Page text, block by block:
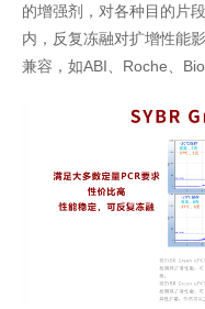
的增强剂，对各种目的片
内，反复冻融对扩增性能
兼容，如ABI、Roche、